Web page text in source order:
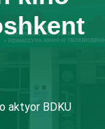
aktyor BDKU